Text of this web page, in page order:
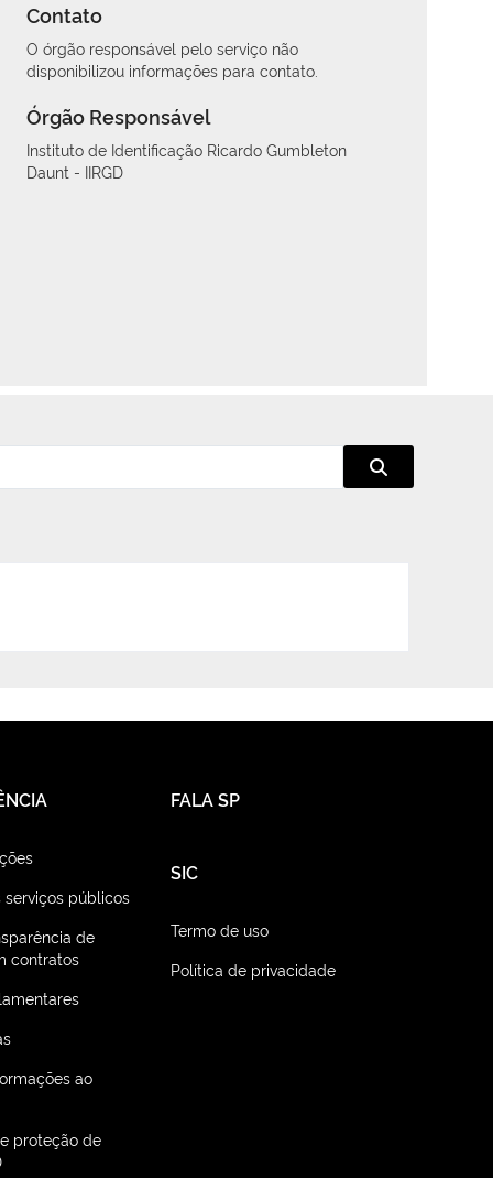
Contato
O órgão responsável pelo serviço não
disponibilizou informações para contato.
Órgão Responsável
Instituto de Identificação Ricardo Gumbleton
Daunt - IIRGD
serviços públicos
de
contratos
ao
proteção de
FALA SP
SIC
Termo de uso
Política de privacidade